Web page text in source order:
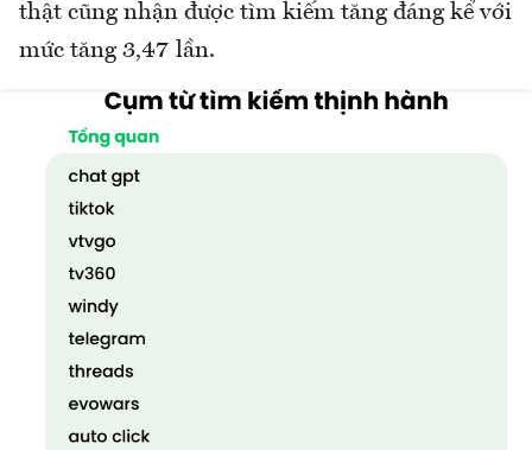
thật cũng nhận được tìm kiếm tăng đáng kể với
mức tăng 3,47 lần.